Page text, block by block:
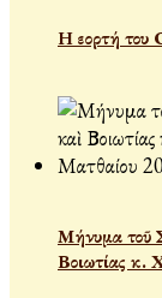
Η εορτή του
Μήνυμα τοῦ
Βοιωτίας κ.